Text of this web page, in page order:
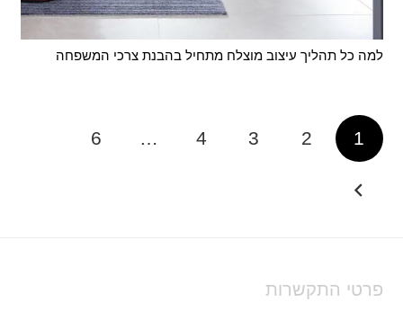
למה כל תהליך עיצוב מוצלח מתחיל בהבנת צרכי המשפחה
1
2
3
4
6
פרטי התקשרות